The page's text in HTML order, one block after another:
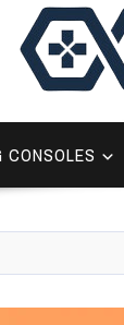
CONSOLES